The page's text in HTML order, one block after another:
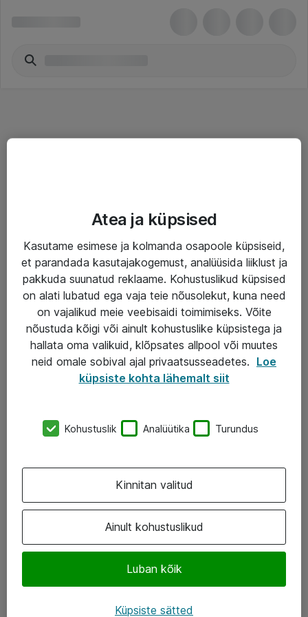
Haldusteenused
Garantii
Turva- ja nõrkvoolulahendused
AS ATEA
+372 659 3591
Järvevana tee 7b, 10112 Tallinn
Facebook
Atea ja küpsised
Kasutame esimese ja kolmanda osapoole küpsiseid,
et parandada kasutajakogemust, analüüsida liiklust ja
pakkuda suunatud reklaame. Kohustuslikud küpsised
on alati lubatud ega vaja teie nõusolekut, kuna need
on vajalikud meie veebisaidi toimimiseks. Võite
nõustuda kõigi või ainult kohustuslike küpsistega ja
hallata oma valikuid, klõpsates allpool või muutes
neid omale sobival ajal privaatsusseadetes. Loe
küpsiste kohta lähemalt siit
Kohustuslik Analüütika Turundus
Ainult kohustuslikud
Luban kõik
Kinnitan valitud
Küpsiste sätted